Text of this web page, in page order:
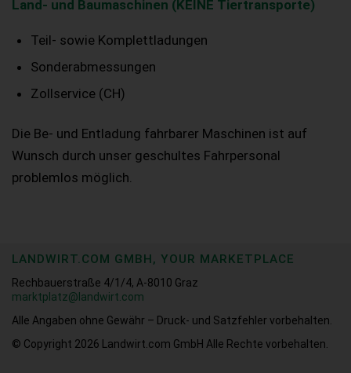
Land- und Baumaschinen (KEINE Tiertransporte)
Teil- sowie Komplettladungen
Sonderabmessungen
Zollservice (CH)
Die Be- und Entladung fahrbarer Maschinen ist auf
Wunsch durch unser geschultes Fahrpersonal
problemlos möglich.
LANDWIRT.COM GMBH, YOUR MARKETPLACE
Rechbauerstraße 4/1/4, A-8010 Graz
marktplatz@landwirt.com
Alle Angaben ohne Gewähr – Druck- und Satzfehler vorbehalten.
© Copyright 2026
Landwirt.com GmbH Alle Rechte vorbehalten.